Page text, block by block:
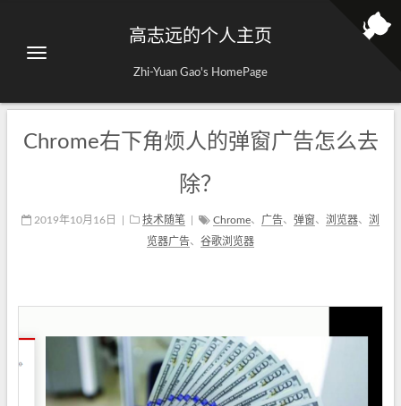
高志远的个人主页
Zhi-Yuan Gao's HomePage
Chrome右下角烦人的弹窗广告怎么去
除？
2019年10月16日 技术随笔 Chrome、 广告、 弹窗、 浏览器、 浏
览器广告、 谷歌浏览器